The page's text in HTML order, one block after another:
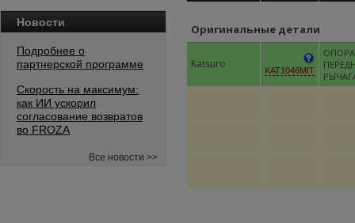
Новости
Подробнее о
партнерской программе
Скорость на максимум:
как ИИ ускорил
согласование возвратов
во FROZA
Все новости >>
Оригинальные детали
Katsuro KAT1046MIT